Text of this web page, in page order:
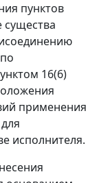
пунктов
существа
16(6)
применения
исполнителя.